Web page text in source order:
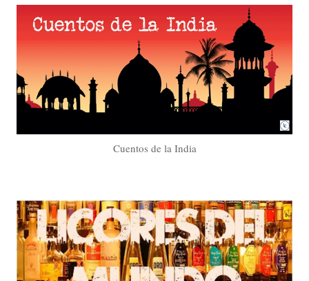
Cuentos de la India